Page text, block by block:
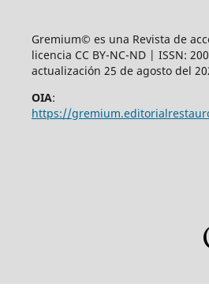
Gremium© es una Revista de
licencia CC BY-NC-ND | ISSN:
actualización 25 de agosto del
OIA:
https://